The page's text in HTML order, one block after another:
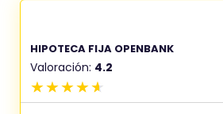
HIPOTECA FIJA OPENBANK
Valoración: 4.2